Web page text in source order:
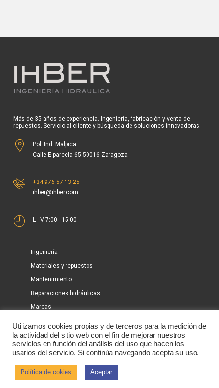
Más de 35 años de experiencia. Ingeniería, fabricación y venta de
repuestos. Servicio al cliente y búsqueda de soluciones innovadoras.
Pol. Ind. Malpica
Calle E parcela 65 50016 Zaragoza
+34 976 57 13 25
ihber@ihber.com
L - V 7:00 - 15:00
Ingeniería
Materiales y repuestos
Mantenimiento
Reparaciones hidráulicas
Marcas
Tienda
Noticias
Utilizamos cookies propias y de terceros para la medición de
la actividad del sitio web con el fin de mejorar nuestros
servicios en función del análisis del uso que hacen los
usarios del servicio. Si continúa navegando acepta su uso.
Política de cokies Aceptar